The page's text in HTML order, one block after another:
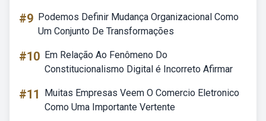
#9 Podemos Definir Mudança Organizacional Como
Um Conjunto De Transformações
#10 Em Relação Ao Fenômeno Do
Constitucionalismo Digital é Incorreto Afirmar
#11
Muitas Empresas Veem O Comercio Eletronico
Como Uma Importante Vertente